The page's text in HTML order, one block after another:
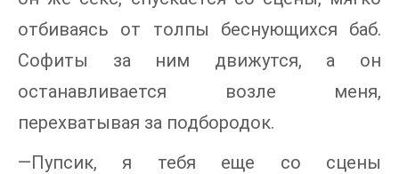
отбиваясь от толпы беснующихся баб.
Софиты за ним движутся, а он
останавливается возле меня,
перехватывая за подбородок.
—Пупсик, я тебя еще со сцены